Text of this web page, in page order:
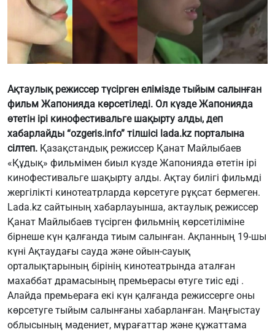
Ақтаулық режиссер түсірген елімізде тыйым салынған
фильм Жапонияда көрсетіледі. Ол күзде Жапонияда
өтетін ірі кинофестивальге шақырту алды, деп
хабарлайды “ozgeris.info” тілшісі lada.kz порталына
сілтеп. Қазақстандық режиссер Қанат Майлыбаев
«Құдық» фильмімен биыл күзде Жапонияда өтетін ірі
кинофестивальге шақырту алды. Ақтау билігі фильмді
жергілікті кинотеатрларда көрсетуге рұқсат бермеген.
Lada.kz сайтының хабарлауынша, актаулық режиссер
Қанат Майлыбаев түсірген фильмнің көрсетіліміне
бірнеше күн қалғанда тиым салынған. Ақпанның 19-шы
күні Ақтаудағы сауда және ойын-сауық
орталықтарының бірінің кинотеатрында аталған
махаббат драмасының премьерасы өтуге тиіс еді .
Алайда премьераға екі күн қалғанда режиссерге оны
көрсетуге тыйым салынғаны хабарланған. Маңғыстау
облысының мәдениет, мұрағаттар және құжаттама